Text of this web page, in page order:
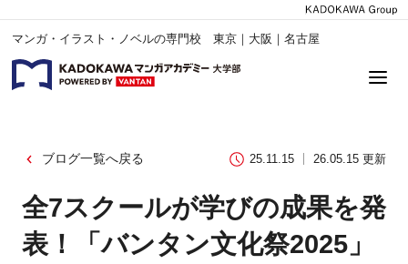
マンガ・イラスト・ノベルの専門校 東京｜大阪｜名古屋
ブログ一覧へ戻る 25.11.15 26.05.15 更新
全7スクールが学びの成果を発
表！「バンタン文化祭2025」